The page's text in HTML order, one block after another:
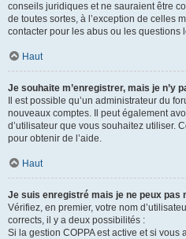
conseils juridiques et ne sauraient être
de toutes sortes, à l’exception de celles
contacter pour les abus ou les questions
Haut
Je souhaite m’enregistrer, mais je n’y
Il est possible qu’un administrateur du
nouveaux comptes. Il peut également
d’utilisateur que vous souhaitez utiliser.
pour obtenir de l’aide.
Haut
Je suis enregistré mais je ne peux pas
Vérifiez, en premier, votre nom
corrects, il y a deux possibilités :
Si la gestion COPPA est active et si